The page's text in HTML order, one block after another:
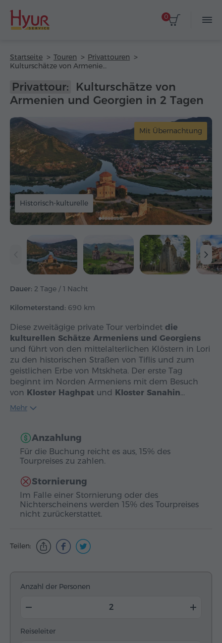
0
Startseite Touren
Privattouren
Kulturschätze von Armenien und Georgien in 2 Tagen
Privattour:
Kulturschätze von
Armenien und Georgien in 2 Tagen
Mit Übernachtung
Historisch-kulturelle
Dauer: 2 Tage / 1 Nacht
Kilometerstand: 690 km
Diese zweitägige private Tour verbindet die
kulturellen Schätze Armeniens und Georgiens
und führt von den mittelalterlichen Klöstern in Lori
zu den historischen Straßen von Tiflis und zum
geistlichen Erbe von Mtskheta. Der erste Tag
beginnt im Norden Armeniens mit dem Besuch
von Kloster Haghpat und Kloster Sanahin…
Mehr
Anzahlung
Für die Buchung reicht es aus, 15% des
Tourpreises zu zahlen.
Stornierung
Im Falle einer Stornierung oder des
Nichterscheinens werden 15% des Tourpreises
nicht zurückerstattet.
Teilen:
Anzahl der Personen
Reiseleiter